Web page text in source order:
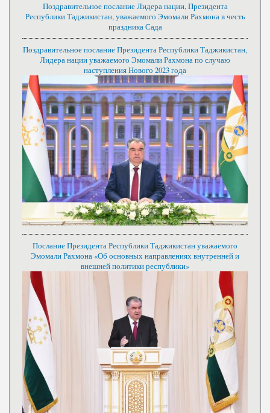
Поздравительное послание Лидера нации, Президента
Республики Таджикистан, уважаемого Эмомали Рахмона в честь
праздника Сада
Поздравительное послание Президента Республики Таджикистан,
Лидера нации уважаемого Эмомали Рахмона по случаю
наступления Нового 2023 года
Послание Президента Республики Таджикистан уважаемого
Эмомали Рахмона «Об основных направлениях внутренней и
внешней политики республики»